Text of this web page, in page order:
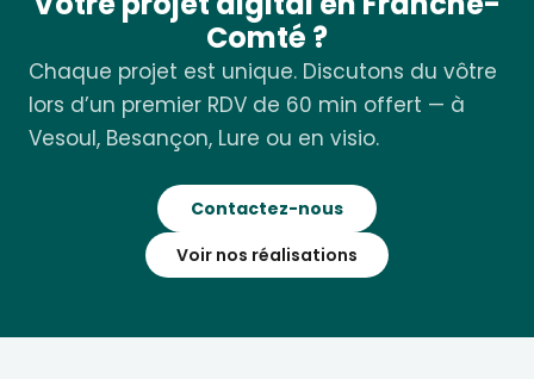
Comté ?
Chaque projet est unique. Discutons du vôtre
lors d’un premier RDV de 60 min offert — à
Vesoul, Besançon, Lure ou en visio.
Contactez-nous
Voir nos réalisations